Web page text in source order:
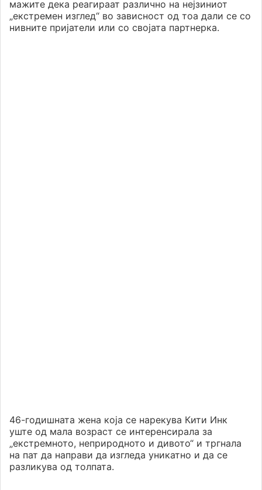
мажите дека реагираат различно на нејзиниот
„екстремен изглед“ во зависност од тоа дали се со
нивните пријатели или со својата партнерка.
46-годишната жена која се нарекува Кити Инк
уште од мала возраст се интеренсирала за
„екстремното, неприродното и дивото“ и тргнала
на пат да направи да изгледа уникатно и да се
разликува од толпата.